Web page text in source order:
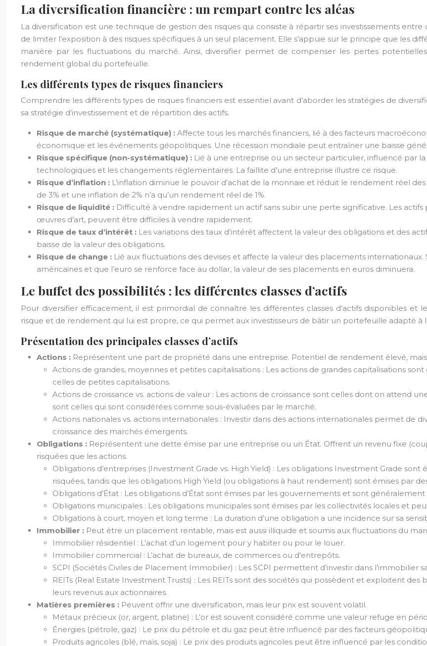
La diversification financière : un rempart contre les aléas
La diversification est une technique de gestion des risques qui consiste à répartir ses investissements
de limiter l’exposition à des risques spécifiques à un seul placement. Elle s’appuie sur le principe que les
manière par les fluctuations du marché. Ainsi, diversifier permet de compenser les pertes
rendement global du portefeuille.
Les différents types de risques financiers
Comprendre les différents types de risques financiers est essentiel avant d’aborder les stratégies de
sa stratégie d’investissement et de répartition des actifs.
Risque de marché (systématique) : Affecte tous les marchés financiers, lié à des facteurs
économique et les événements géopolitiques. Une récession mondiale peut entraîner une baisse
Risque spécifique (non-systématique) : Lié à une entreprise ou un secteur particulier, influencé par
technologiques et les changements réglementaires. La faillite d’une entreprise illustre ce risque.
Risque d’inflation : L’inflation diminue le pouvoir d’achat de la monnaie et réduit le rendement réel
de 3% et une inflation de 2% n’a qu’un rendement réel de 1%.
Risque de liquidité : Difficulté à vendre rapidement un actif sans subir une perte significative. Les
œuvres d’art, peuvent être difficiles à vendre rapidement.
Risque de taux d’intérêt : Les variations des taux d’intérêt affectent la valeur des obligations et des
baisse de la valeur des obligations.
Risque de change : Lié aux fluctuations des devises et affecte la valeur des placements internationaux.
américaines et que l’euro se renforce face au dollar, la valeur de ses placements en euros diminuera.
Le buffet des possibilités : les différentes classes d’actifs
Pour diversifier efficacement, il est primordial de connaître les différentes classes d’actifs disponibles et
risque et de rendement qui lui est propre, ce qui permet aux investisseurs de bâtir un portefeuille adapté à
Présentation des principales classes d’actifs
Actions : Représentent une part de propriété dans une entreprise. Potentiel de rendement élevé,
Actions de grandes, moyennes et petites capitalisations : Les actions de grandes capitalisations
celles de petites capitalisations.
Actions de croissance vs. actions de valeur : Les actions de croissance sont celles dont on attend
sont celles qui sont considérées comme sous-évaluées par le marché.
Actions nationales vs. actions internationales : Investir dans des actions internationales permet de
croissance des marchés émergents.
Obligations : Représentent une dette émise par une entreprise ou un État. Offrent un revenu fixe
risquées que les actions.
Obligations d’entreprises (Investment Grade vs. High Yield) : Les obligations Investment Grade
risquées, tandis que les obligations High Yield (ou obligations à haut rendement) sont émises par
Obligations d’État : Les obligations d’État sont émises par les gouvernements et sont
Obligations municipales : Les obligations municipales sont émises par les collectivités locales et
Obligations à court, moyen et long terme : La duration d’une obligation a une incidence sur sa
Immobilier : Peut être un placement rentable, mais est aussi illiquide et soumis aux fluctuations du
Immobilier résidentiel : L’achat d’un logement pour y habiter ou pour le louer.
Immobilier commercial : L’achat de bureaux, de commerces ou d’entrepôts.
SCPI (Sociétés Civiles de Placement Immobilier) : Les SCPI permettent d’investir dans l’immobilier
REITs (Real Estate Investment Trusts) : Les REITs sont des sociétés qui possèdent et exploitent
leurs revenus aux actionnaires.
Matières premières : Peuvent offrir une diversification, mais leur prix est souvent volatil.
Métaux précieux (or, argent, platine) : L’or est souvent considéré comme une valeur refuge en
Énergies (pétrole, gaz) : Le prix du pétrole et du gaz peut être influencé par des facteurs
Produits agricoles (blé, maïs, soja) : Le prix des produits agricoles peut être influencé par les